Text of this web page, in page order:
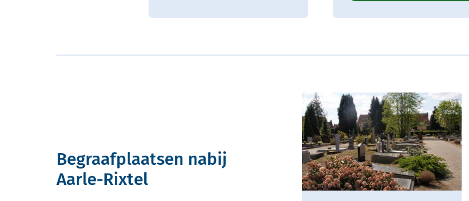
Begraafplaatsen nabij
Aarle-Rixtel